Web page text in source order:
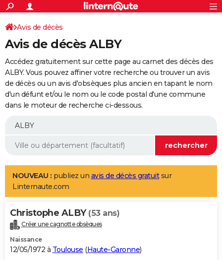
ACTUALITÉS
Politique
Société
Faits Divers
Education
Monde
Villes
+
SPORT
Coupe du monde 2026
Football
Tennis
Cyclisme
Rugby
Forum
Programme TV
TNT
Streaming
Cinéma
Sorties cinéma
Musique
+
FINANCE
Retraite
Impôts
Epargne
Immobilier
Risques naturels par ville
Banque
Assurance
Crédit
AUTO
Essais
Réserver un essai
Citadines
Berlines
SUV
Forum auto
+
Mobiles
Meilleur smartphone
Internet
Ordinateurs
Jeux vidéo
Guide high-tech
Aménagement intérieur
LIFESTYLE
Art de vivre
Bien-être
Loisirs
Mode
Modes de vie
Alimentation
Guide de la santé
Maladies
Médicaments
Sommeil
VOYAGE
Destinations
City break
Voyage nature
Voyage de noces
Forum
Climat
+PHOTO
GUIDES D'ACHAT
Avis de décès
Avis de décès ALBY
Accédez gratuitement sur cette page au carnet des décès des
ALBY. Vous pouvez affiner votre recherche ou trouver un avis
de décès ou un avis d'obsèques plus ancien en tapant le nom
d'un défunt et/ou le nom ou le code postal d'une commune
dans le moteur de recherche ci-dessous.
NOUVEAU : publiez un avis de décès gratuitsur
Linternaute.com
Christophe ALBY (53 ans)
Créer une cagnotte obsèques
Naissance
12/05/1972 à Toulouse (Haute-Garonne)